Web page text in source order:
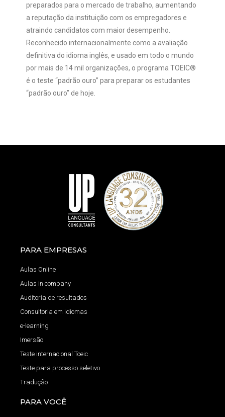
preparados para o mercado de trabalho, aumentando
a reputação da instituição com os empregadores e
atraindo candidatos com maior desempenho.
Reconhecido internacionalmente como a avaliação
definitiva do idioma inglês, e usado em todo o mundo
por mais de 14 mil organizações, o programa TOEIC®
é o teste “padrão ouro” para preparar os estudantes
“padrão ouro” de hoje.
PARA EMPRESAS
Aulas Online
Aulas in company
Auditoria de resultados
Consultoria em idiomas
e-learning
Imersão
Teste internacional Toeic
Teste para processo seletivo
Tradução
PARA VOCÊ